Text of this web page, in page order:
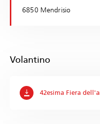
6850 Mendrisio
Volantino
42esima Fiera